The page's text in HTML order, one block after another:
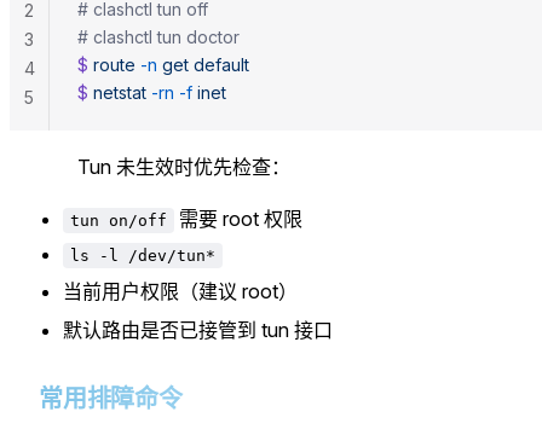
# clashctl tun off
# clashctl tun doctor
$ route -n get default
$ netstat -rn -f inet
2
3
4
5
Tun 未生效时优先检查：
tun on/off 需要 root 权限
ls -l /dev/tun*
当前用户权限（建议 root）
默认路由是否已接管到 tun 接口
常用排障命令